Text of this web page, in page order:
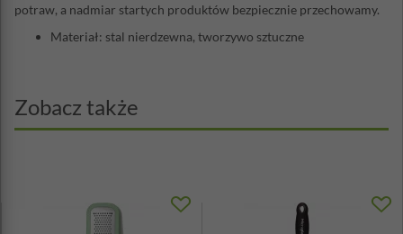
potraw, a nadmiar startych produktów bezpiecznie przechowamy.
Materiał: stal nierdzewna, tworzywo sztuczne
Zobacz także